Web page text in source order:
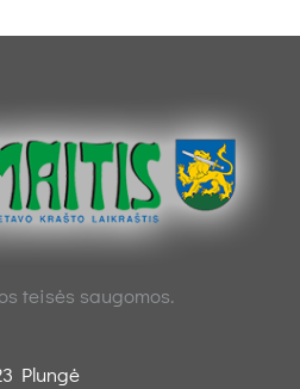
teisės saugomos.
Plungė